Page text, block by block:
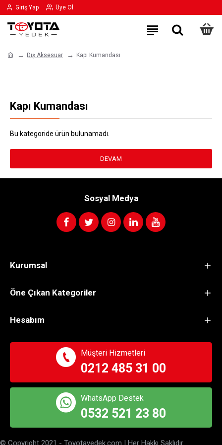
Giriş Yap Üye Ol
Dış Aksesuar Kapı Kumandası
Kapı Kumandası
Bu kategoride ürün bulunamadı.
DEVAM
Sosyal Medya
Kurumsal
Öne Çıkan Kategoriler
Hesabım
Müşteri Hizmetleri
0212 485 31 00
WhatsApp Destek
0532 521 23 80
© Copyright 2021 - Toyotayedek.com | Her Hakkı Saklıdır.